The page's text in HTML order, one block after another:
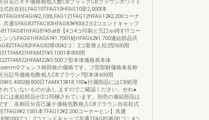
分言己ギチ価格相包入数CBブラックCBブラウンホワイト
式自在柱LFAG10TFAG10HFAG10挙2,000l本
コーナ
共通SFAG83TFAC83HFAG83¥900(2ヨ2コエンドキャッフ
【4コ4コ印刷と冗口ｍ碕すlTコー
ンジLFAG61HFAG61¥1.7001組HFAG62¥1.700連結部品共
将0042コ〕2コ取替え柱2型600用
本800用
フ型本体価格表本体
フェンス林田枚の価格です。フ型部材価格表名称
分記号価格包数相入CBブラウン7型本体600用
枚800日TAMX12¥18.100●付属部品にはCB処理
れていないものがあし,ますのでご確認ください。せれ●
には連結部品が2コ同梱されています。別売の連結部品は
す。名称区分言己壕チ価格包数相入CBブラウン自在柱式
TFAGll¥2.1001本TFAG12¥2.200コーナーヒン】共通